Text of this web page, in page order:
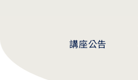
講座公告